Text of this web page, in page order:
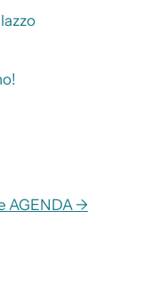
AGENDA →